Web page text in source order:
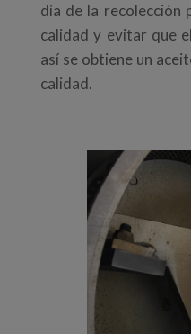
día de la recolección
calidad y evitar que
así se obtiene un
calidad.